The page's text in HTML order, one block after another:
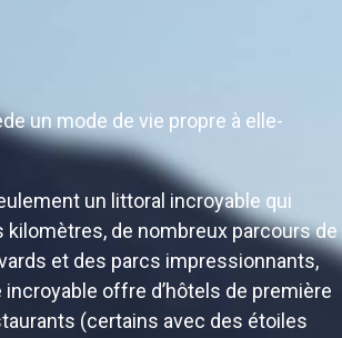
un mode de vie propre à elle-
un littoral incroyable qui
kilomètres, de nombreux parcours de
et des parcs impressionnants,
offre d’hôtels de première
(certains avec des étoiles